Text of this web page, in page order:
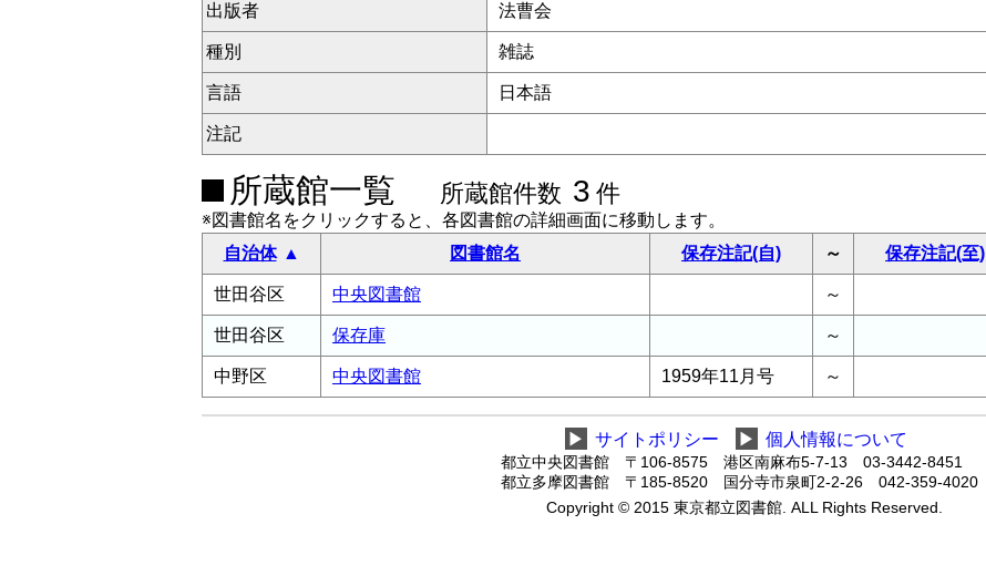
出版者 法曹会
種別 雑誌
言語 日本語
注記
所蔵館一覧 所蔵館件数 3 件
※図書館名をクリックすると、各図書館の詳細画面に移動します。
自治体
図書館名 保存注記(自) ～ 保存注記(至)
世田谷区 中央図書館 ～
世田谷区 保存庫 ～
中野区 中央図書館 1959年11月号 ～
▶ サイトポリシー ▶ 個人情報について
都立中央図書館 〒106-8575 港区南麻布5-7-13 03-3442-8451
都立多摩図書館 〒185-8520 国分寺市泉町2-2-26 042-359-4020
Copyright © 2015 東京都立図書館. ALL Rights Reserved.